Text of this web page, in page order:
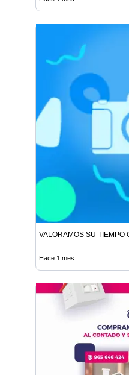
VALORAMOS SU TIEMPO
Hace 1 mes